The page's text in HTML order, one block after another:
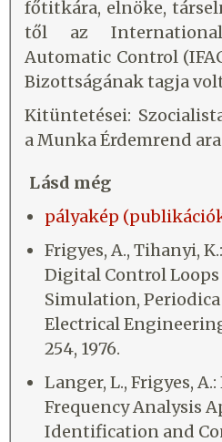
főtitkára, elnöke,
től az
Automatic Control
Bizottságának tagja
Kitüntetései:
a Munka Érdemrend
Lásd még
pályakép
Frigyes, A., Tihanyi,
Digital Control Loops
Simulation,
Electrical
254, 1976.
Langer, L., Frigyes,
Frequency Analysis
Identification and